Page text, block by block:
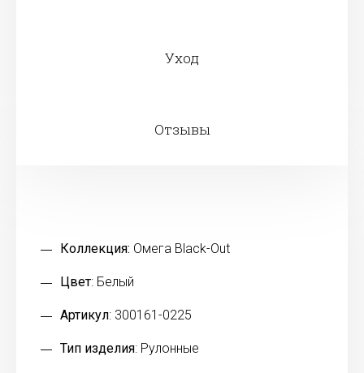
Уход
Отзывы
Коллекция: Омега Black-Out
Цвет: Белый
Артикул: 300161-0225
Тип изделия: Рулонные